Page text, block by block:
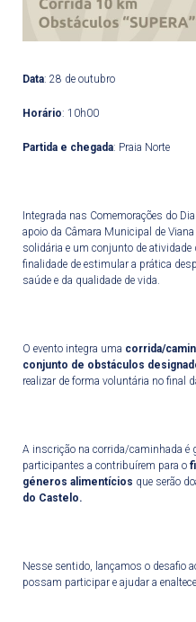
Data: 28 de outubro
Horário: 10h00
Partida e chegada: Praia Norte
Integrada nas Comemorações do
apoio da Câmara Municipal de
solidária e um conjunto de atividade
finalidade de estimular a prática
saúde e da qualidade de vida.
O evento integra uma corrida/
conjunto de obstáculos
realizar de forma voluntária no final
A inscrição na corrida/caminhada é
participantes a contribuírem para o
géneros alimentícios que serão
do Castelo.
Nesse sentido, lançamos o desafio
possam participar e ajudar a